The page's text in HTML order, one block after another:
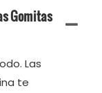
Gomitas
Las
te